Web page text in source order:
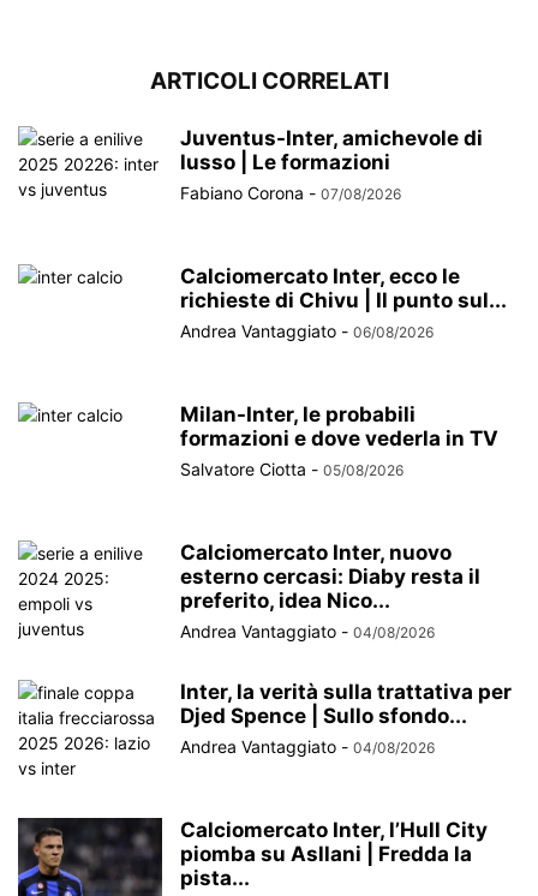
ARTICOLI CORRELATI
Juventus-Inter, amichevole di
lusso | Le formazioni
Fabiano Corona - 07/08/2026
Calciomercato Inter, ecco le
richieste di Chivu | Il punto sul...
Andrea Vantaggiato - 06/08/2026
Milan-Inter, le probabili
formazioni e dove vederla in TV
Salvatore Ciotta - 05/08/2026
Calciomercato Inter, nuovo
esterno cercasi: Diaby resta il
preferito, idea Nico...
Andrea Vantaggiato - 04/08/2026
Inter, la verità sulla trattativa per
Djed Spence | Sullo sfondo...
Andrea Vantaggiato - 04/08/2026
Calciomercato Inter, l’Hull City
piomba su Asllani | Fredda la
pista...